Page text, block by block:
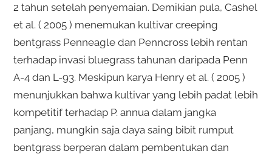
2 tahun setelah penyemaian. Demikian pula, Cashel
et al. ( 2005 ) menemukan kultivar creeping
bentgrass Penneagle dan Penncross lebih rentan
terhadap invasi bluegrass tahunan daripada Penn
A-4 dan L-93. Meskipun karya Henry et al. ( 2005 )
menunjukkan bahwa kultivar yang lebih padat lebih
kompetitif terhadap P. annua dalam jangka
panjang, mungkin saja daya saing bibit rumput
bentgrass berperan dalam pembentukan dan